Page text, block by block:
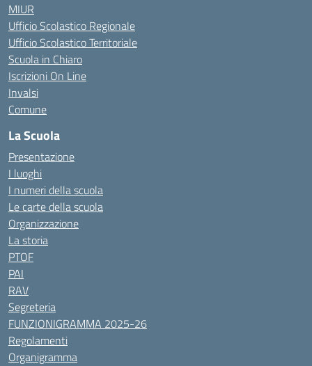
MIUR
Ufficio Scolastico Regionale
Ufficio Scolastico Territoriale
Scuola in Chiaro
Iscrizioni On Line
Invalsi
Comune
La Scuola
Presentazione
I luoghi
I numeri della scuola
Le carte della scuola
Organizzazione
La storia
PTOF
PAI
RAV
Segreteria
FUNZIONIGRAMMA 2025-26
Regolamenti
Organigramma